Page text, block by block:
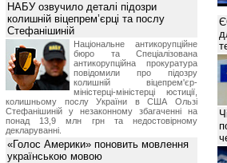
НАБУ озвучило деталі підозри
колишній віцепрем’єрці та послу
Стефанішиній
Національне антикорупційне
бюро та Спеціалізована
антикорупційна прокуратура
повідомили про підозру
колишній віцепрем'єр-
міністерці-міністерці юстиції,
колишньому послу України в США Ользі
Стефанішиній у незаконному збагаченні на
понад 13,9 млн грн та недостовірному
декларуванні.
«Голос Америки» поновить мовлення
українською мовою